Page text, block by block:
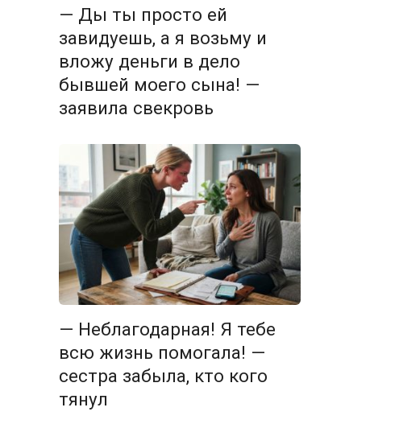
— Ды ты просто ей
завидуешь, а я возьму и
вложу деньги в дело
бывшей моего сына! —
заявила свекровь
— Неблагодарная! Я тебе
всю жизнь помогала! —
сестра забыла, кто кого
тянул